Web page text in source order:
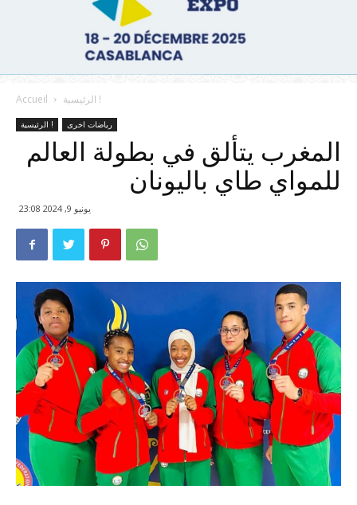
Accueil الرئيسية !
الرئيسية ! رياضات اخرى
المغرب يتألق في بطولة العالم
للمواي طاي باليونان
يونيو 9, 2024 23:08